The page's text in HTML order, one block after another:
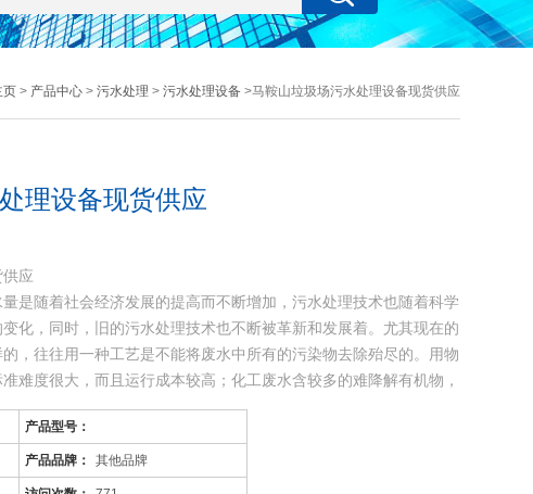
页> 产品中心> 污水处理 > 污水处理设备>马鞍山垃圾场污水处理设备现货供应
理设备现货供应
应
是随着社会经济发展的提高而不断增加，污水处理技术也随着科学
化，同时，旧的污水处理技术也不断被革新和发展着。尤其现在的
，往往用一种工艺是不能将废水中所有的污染物去除殆尽的。用物
难度很大，而且运行成本较高；化工废水含较多的难降解有机物，
产品型号：
产品品牌： 其他品牌